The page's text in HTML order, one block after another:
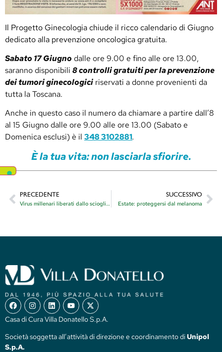
Il Progetto Ginecologia chiude il ricco calendario di Giugno
dedicato alla prevenzione oncologica gratuita.
Sabato 17 Giugno dalle ore 9.00 e fino alle ore 13.00,
saranno disponibili 8 controlli gratuiti per la prevenzione
dei tumori ginecologici riservati a donne provenienti da
tutta la Toscana.
Anche in questo caso il numero da chiamare a partire dall’8
al 15 Giugno dalle ore 9.00 alle ore 13.00 (Sabato e
Domenica esclusi) è il 348 3102881.
È la tua vita: non lasciarla sfiorire.
PRECEDENTE
Virus millenari liberati dallo scioglimento dei ghiacci e del permafrost?
SUCCESSIVO
Estate: proteggersi dal melanoma
Casa di Cura Villa Donatello S.p.A.
Società soggetta all’attività di direzione e coordinamento diUnipol
S.p.A.